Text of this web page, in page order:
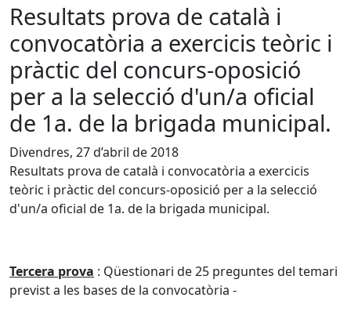
Resultats prova de català i
convocatòria a exercicis teòric i
pràctic del concurs-oposició
per a la selecció d'un/a oficial
de 1a. de la brigada municipal.
Divendres, 27 d’abril de 2018
Resultats prova de català i convocatòria a exercicis
teòric i pràctic del concurs-oposició per a la selecció
d'un/a oficial de 1a. de la brigada municipal.
Tercera prova : Qüestionari de 25 preguntes del temari
previst a les bases de la convocatòria -